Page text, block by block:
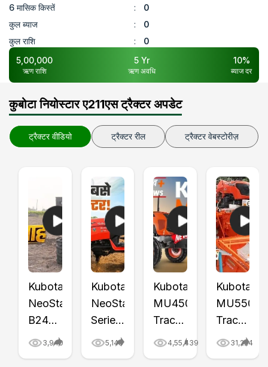
6 मासिक किस्तें
:
0
कुल ब्याज
:
0
कुल राशि
:
0
5,00,000
ऋण राशि
5 Yr
ऋण अवधि
10%
ब्याज दर
कुबोटा नियोस्टार ए211एस ट्रैक्टर अपडेट
ट्रैक्टर वीडियो ट्रैक्टर रील ट्रैक्टर वेबस्टोरीज़
Kubota
NeoStar
B2441
S Mini
3,940
Kubota
NeoStar
Series
Launch
5,148
Kubota
MU4501
Tractor
Price,
Features,
4,55,439
Kubota
MU5501
Tractor
with
Combine
31,224